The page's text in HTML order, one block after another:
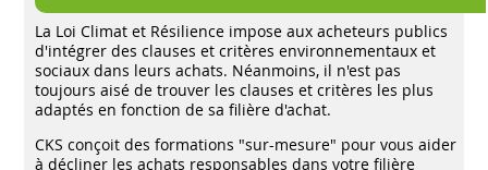
La Loi Climat et Résilience impose aux acheteurs publics
d'intégrer des clauses et critères environnementaux et
sociaux dans leurs achats. Néanmoins, il n'est pas
toujours aisé de trouver les clauses et critères les plus
adaptés en fonction de sa filière d'achat.
CKS conçoit des formations "sur-mesure" pour vous aider
à décliner les achats responsables dans votre filière